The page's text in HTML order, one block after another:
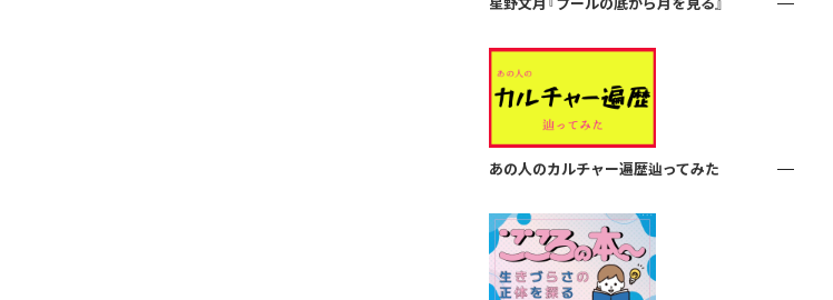
星野文月『プールの底から月を見る』
あの人のカルチャー遍歴辿ってみた